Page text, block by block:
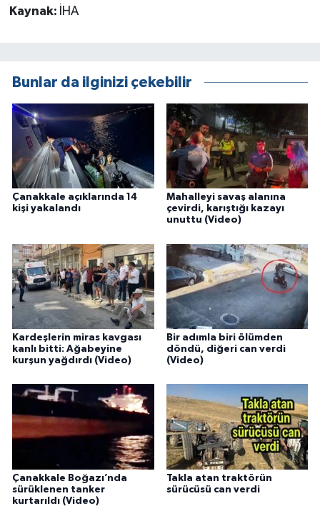
Kaynak: İHA
Bunlar da ilginizi çekebilir
Çanakkale açıklarında 14
kişi yakalandı
Mahalleyi savaş alanına
çevirdi, karıştığı kazayı
unuttu (Video)
Kardeşlerin miras kavgası
kanlı bitti: Ağabeyine
kurşun yağdırdı (Video)
Bir adımla biri ölümden
döndü, diğeri can verdi
(Video)
Çanakkale Boğazı’nda
sürüklenen tanker
kurtarıldı (Video)
Takla atan traktörün
sürücüsü can verdi